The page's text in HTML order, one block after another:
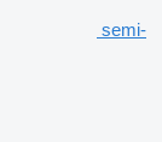
semi-